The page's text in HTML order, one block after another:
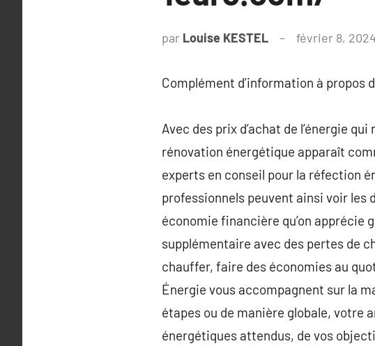
par Louise KESTEL février 8, 2024
Complément d’information à propos
Avec des prix d’achat de l’énergie
rénovation énergétique apparaît
experts en conseil pour la réfection
professionnels peuvent ainsi voir
économie financière qu’on apprécie
supplémentaire avec des pertes de
chauffer, faire des économies au
Énergie vous accompagnent sur la
étapes ou de manière globale, votre
énergétiques attendus, de vos